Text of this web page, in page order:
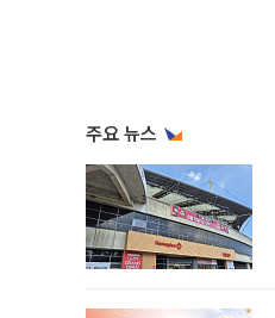
주요 뉴스